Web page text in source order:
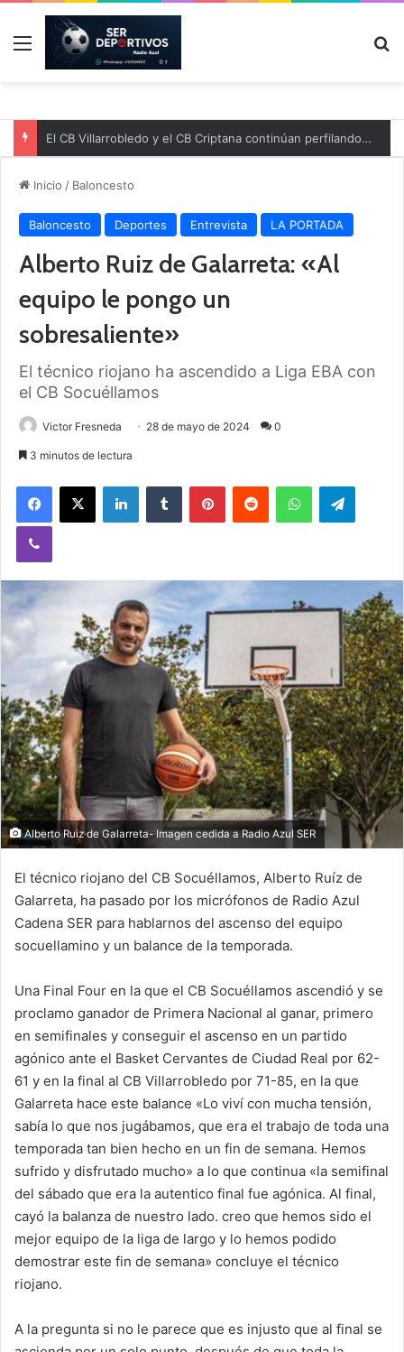
Menú
El CB Villarrobledo y el CB Criptana continúan perfilando sus plantillas
Inicio / Baloncesto
Baloncesto Deportes Entrevista LA PORTADA
Alberto Ruiz de Galarreta: «Al
equipo le pongo un
sobresaliente»
El técnico riojano ha ascendido a Liga EBA con
el CB Socuéllamos
Victor Fresneda 28 de mayo de 2024 0
3 minutos de lectura
Alberto Ruiz de Galarreta- Imagen cedida a Radio Azul SER
El técnico riojano del CB Socuéllamos, Alberto Ruíz de
Galarreta, ha pasado por los micrófonos de Radio Azul
Cadena SER para hablarnos del ascenso del equipo
socuellamino y un balance de la temporada.
Una Final Four en la que el CB Socuéllamos ascendió y se
proclamo ganador de Primera Nacional al ganar, primero
en semifinales y conseguir el ascenso en un partido
agónico ante el Basket Cervantes de Ciudad Real por 62-
61 y en la final al CB Villarrobledo por 71-85, en la que
Galarreta hace este balance «Lo viví con mucha tensión,
sabía lo que nos jugábamos, que era el trabajo de toda una
temporada tan bien hecho en un fin de semana. Hemos
sufrido y disfrutado mucho» a lo que continua «la semifinal
del sábado que era la autentico final fue agónica. Al final,
cayó la balanza de nuestro lado. creo que hemos sido el
mejor equipo de la liga de largo y lo hemos podido
demostrar este fin de semana» concluye el técnico
riojano.
A la pregunta si no le parece que es injusto que al final se